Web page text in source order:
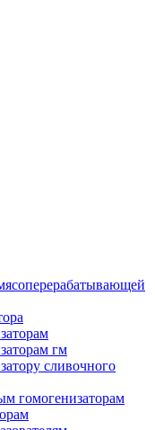
гм
сливочного
гомогенизаторам